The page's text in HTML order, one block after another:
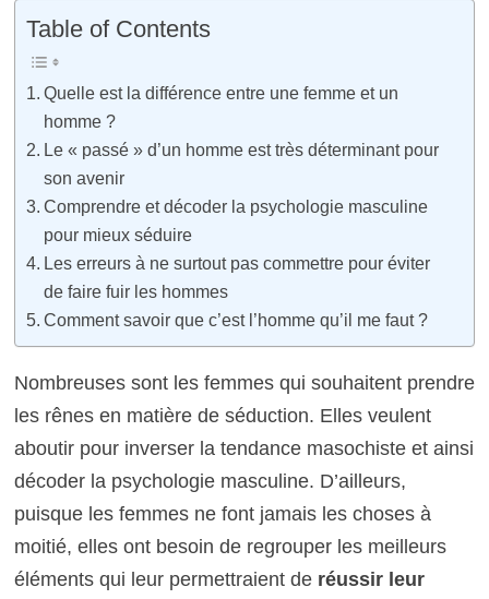
Table of Contents
Quelle est la différence entre une femme et un
homme ?
Le « passé » d’un homme est très déterminant pour
son avenir
Comprendre et décoder la psychologie masculine
pour mieux séduire
Les erreurs à ne surtout pas commettre pour éviter
de faire fuir les hommes
Comment savoir que c’est l’homme qu’il me faut ?
Nombreuses sont les femmes qui souhaitent prendre
les rênes en matière de séduction. Elles veulent
aboutir pour inverser la tendance masochiste et ainsi
décoder la psychologie masculine. D’ailleurs,
puisque les femmes ne font jamais les choses à
moitié, elles ont besoin de regrouper les meilleurs
éléments qui leur permettraient de réussir leur